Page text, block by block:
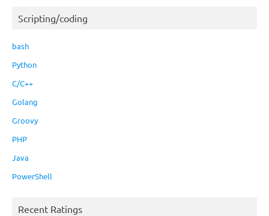
Scripting/coding
bash
Python
C/C++
Golang
Groovy
PHP
Java
PowerShell
Recent Ratings